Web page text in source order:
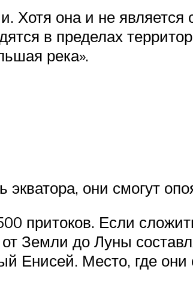
Хотя она и не является
в пределах
река».
они смогут
притоков. Если
Земли до Луны
Енисей. Место, где они